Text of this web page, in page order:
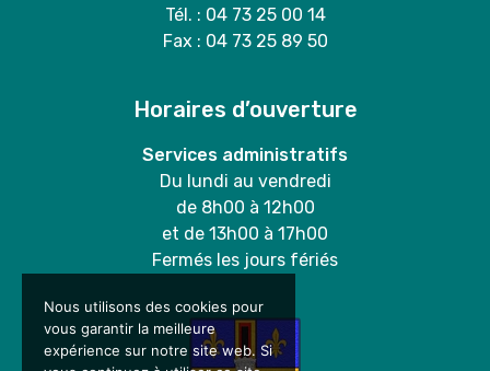
Tél. : 04 73 25 00 14
Fax : 04 73 25 89 50
Horaires d’ouverture
Services administratifs
Du lundi au vendredi
de 8h00 à 12h00
et de 13h00 à 17h00
Fermés les jours fériés
Nous utilisons des cookies pour
vous garantir la meilleure
expérience sur notre site web. Si